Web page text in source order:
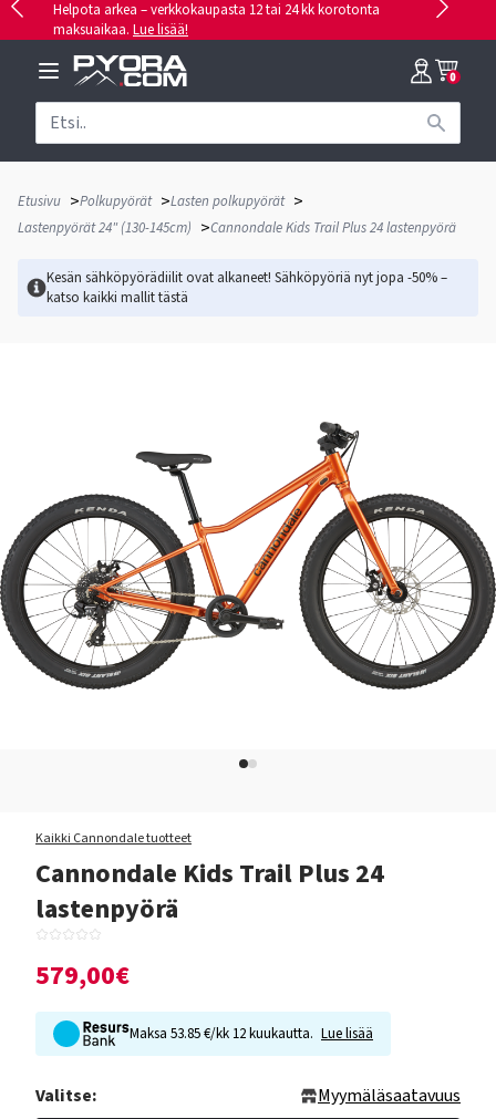
Helpota arkea – verkkokaupasta 12 tai 24 kk korotonta
maksuaikaa. Lue lisää!
0
Etusivu >Polkupyörät >Lasten polkupyörät >
Lastenpyörät 24" (130-145cm) >Cannondale Kids Trail Plus 24 lastenpyörä
Kesän sähköpyörädiilit ovat alkaneet! Sähköpyöriä nyt jopa -50% –
katso kaikki mallittästä
Kaikki Cannondale tuotteet
Cannondale Kids Trail Plus 24
lastenpyörä
579,00€
Maksa 53.85 €/kk 12 kuukautta. Lue lisää
Valitse:
Myymäläsaatavuus